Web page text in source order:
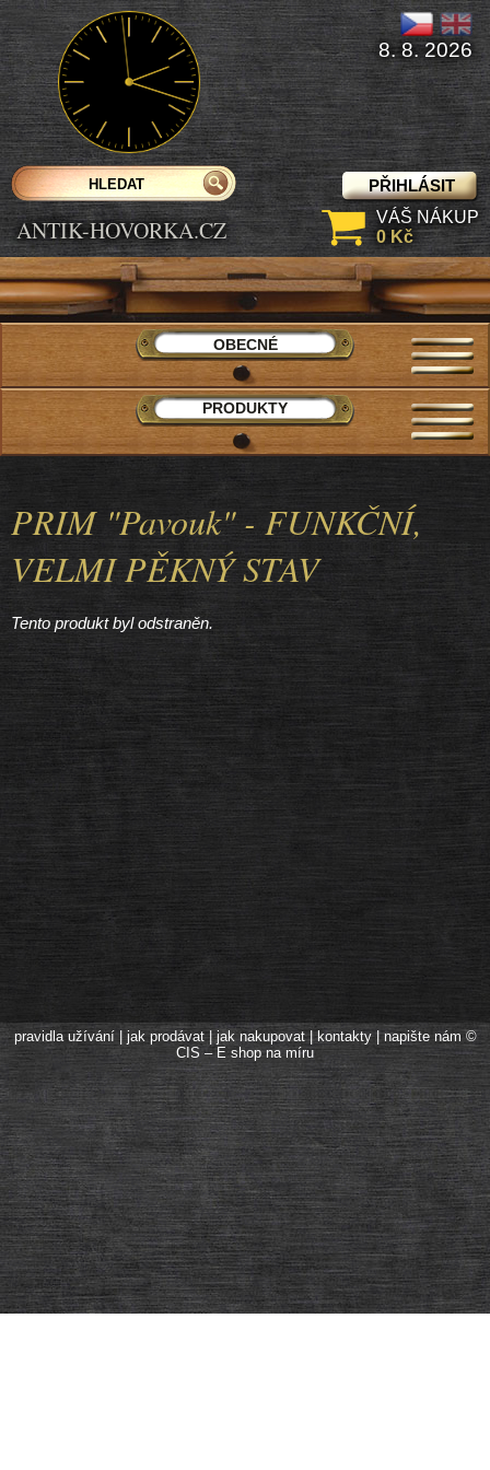
PRIM "Pavouk" - FUNKČNÍ,
VELMI PĚKNÝ STAV
Tento produkt byl odstraněn.
ANTIK-HOVORKA.CZ
PŘIHLÁSIT
8. 8. 2026
VÁŠ NÁKUP
0 Kč
OBECNÉ
PRODUKTY
pravidla užívání| jak prodávat|jak nakupovat|kontakty|napište nám ©
CIS – E shop na míru